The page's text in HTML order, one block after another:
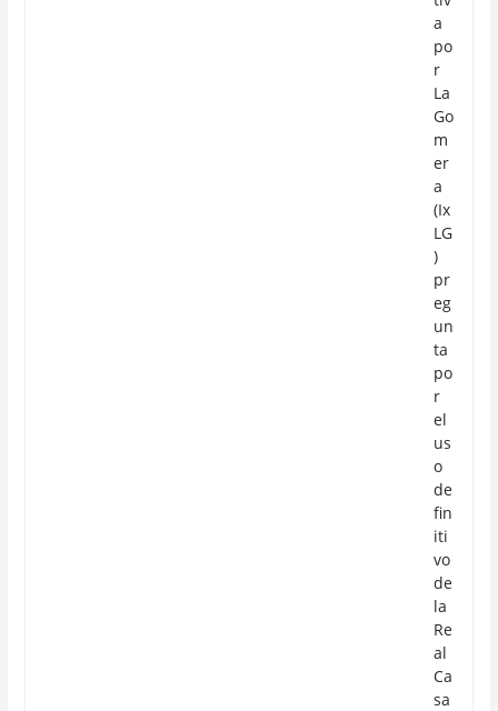
a
po
r
La
Go
m
er
a
(Ix
LG
)
pr
eg
un
ta
po
r
el
us
o
de
fin
iti
vo
de
la
Re
al
Ca
sa